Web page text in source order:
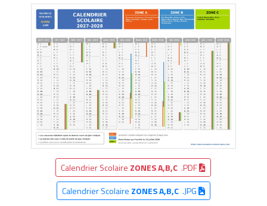
Calendrier Scolaire ZONES A,B,C .PDF
Calendrier Scolaire ZONES A,B,C.JPG